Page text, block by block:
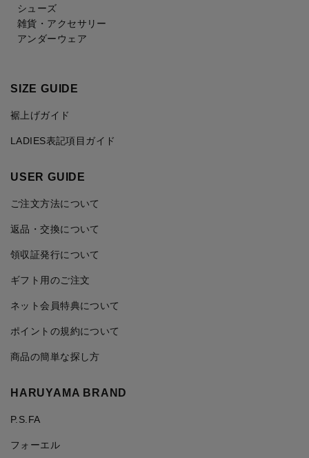
シューズ
雑貨・アクセサリー
アンダーウェア
SIZE GUIDE
裾上げガイド
LADIES表記項目ガイド
USER GUIDE
ご注文方法について
返品・交換について
領収証発行について
ギフト用のご注文
ネット会員特典について
ポイントの規約について
商品の簡単な探し方
HARUYAMA BRAND
P.S.FA
フォーエル